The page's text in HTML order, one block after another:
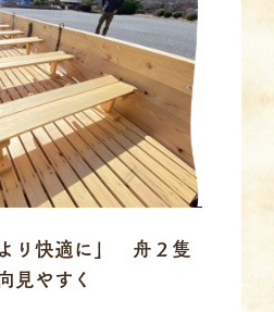
り快適に」 舟２隻
やすく